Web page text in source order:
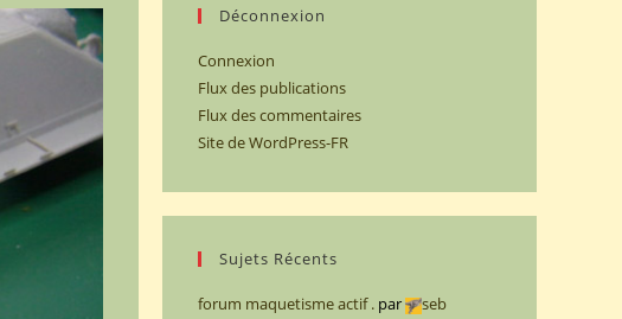
Déconnexion
Connexion
Flux des publications
Flux des commentaires
Site de WordPress-FR
Sujets Récents
forum maquetisme actif . par
seb